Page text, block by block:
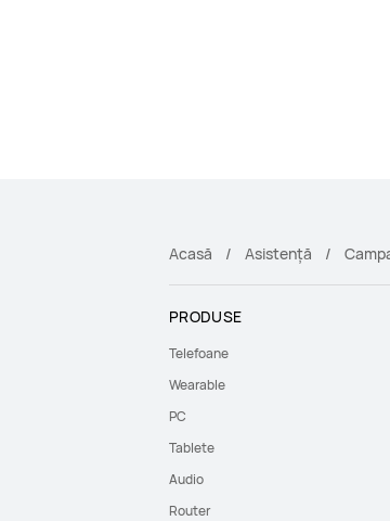
Acasă Asistență
PRODUSE
Telefoane
Wearable
PC
Tablete
Audio
Router